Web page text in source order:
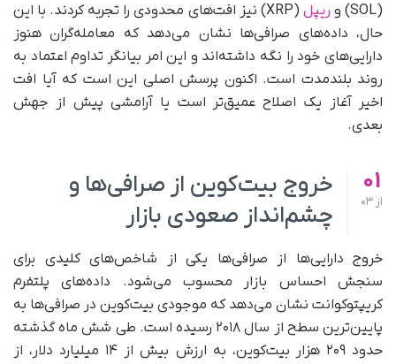
(SOL) و
ریپل
(XRP) نیز افت‌های محدودی را تجربه کردند. با این
حال، داده‌های صرافی‌ها نشان می‌دهد که معامله‌گران هنوز
دارایی‌های خود را نگه داشته‌اند و این امر بیانگر تداوم اعتماد به
روند بلندمدت است. اکنون پرسش اصلی این است که آیا افت
اخیر آغاز یک اصلاح عمیق‌تر است یا آرامشی پیش از جهش
بعدی.
01
از
خروج بیت‌کوین از صرافی‌ها و
چشم‌انداز صعودی بازار
خروج دارایی‌ها از صرافی‌ها یکی از شاخص‌های کلیدی برای
سنجش احساس بازار محسوب می‌شود. داده‌های پلتفرم
کریپتوکوانت نشان می‌دهد که موجودی بیت‌کوین در صرافی‌ها به
پایین‌ترین سطح از سال ۲۰۱۸ رسیده است. طی شش ماه گذشته
حدود ۲۰۹ هزار بیت‌کوین، به ارزش بیش از ۱۴ میلیارد دلار، از